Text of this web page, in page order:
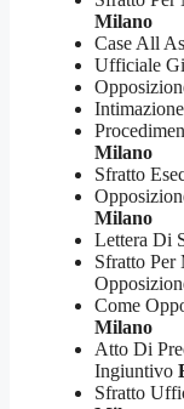
Milano
Case All
Ufficiale
Milano
Sfratto
Milano
Lettera Di
Sfratto Per
Come
Milano
Atto Di
Ingiuntivo
Sfratto